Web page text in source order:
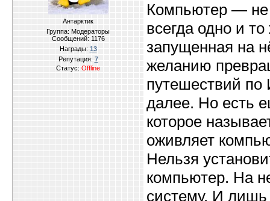
Антарктик
Группа: Модераторы
Сообщений: 1176
Награды: 13
Репутация: 7
Статус: Offline
Компьютер — не
всегда одно и
запущенная на
желанию
путешествий по
далее. Но есть
которое
оживляет
Нельзя
компьютер. На
систему. И